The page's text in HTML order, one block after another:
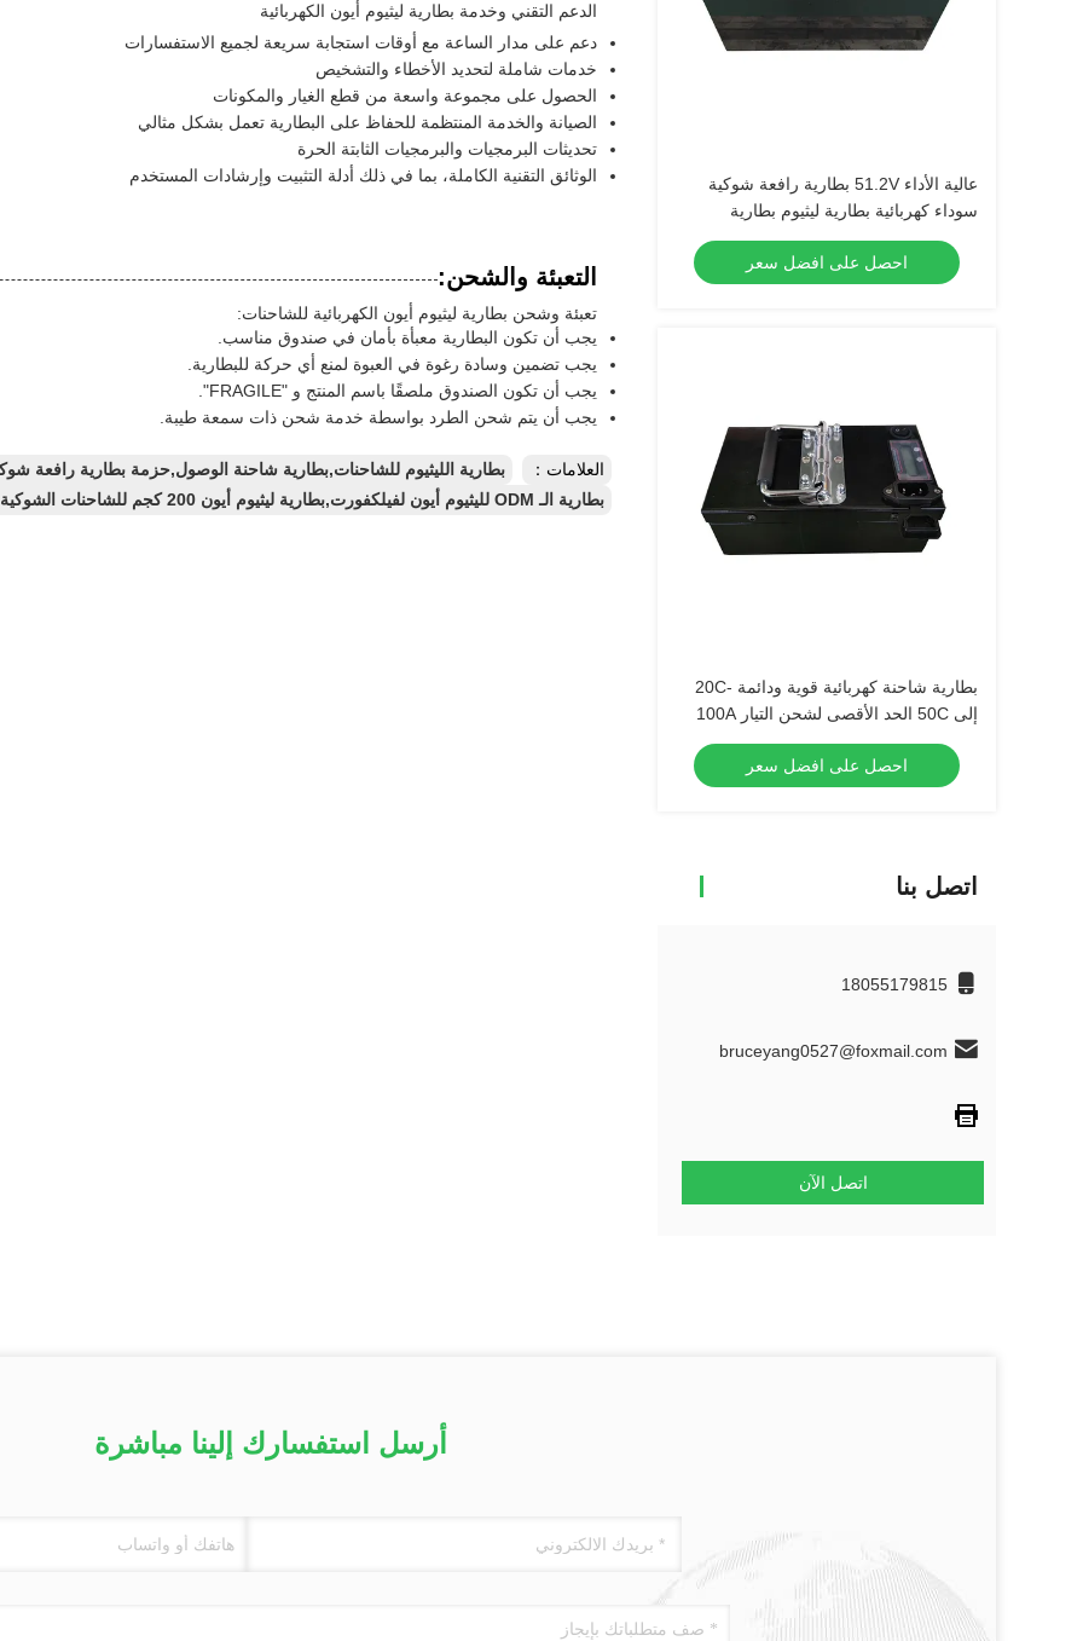
عالية الأداء 51.2V بطارية رافعة شوكية
سوداء كهربائية بطارية ليثيوم بطارية
LiFePO4
احصل على افضل سعر
بطارية شاحنة كهربائية قوية ودائمة -20C
إلى 50C الحد الأقصى لشحن التيار 100A
احصل على افضل سعر
اتصل بنا
18055179815
bruceyang0527@foxmail.com
اتصل الآن
الدعم التقني وخدمة بطارية ليثيوم أيون الكهربائية
دعم على مدار الساعة مع أوقات استجابة سريعة لجميع الاستفسارات
خدمات شاملة لتحديد الأخطاء والتشخيص
الحصول على مجموعة واسعة من قطع الغيار والمكونات
الصيانة والخدمة المنتظمة للحفاظ على البطارية تعمل بشكل مثالي
تحديثات البرمجيات والبرمجيات الثابتة الحرة
الوثائق التقنية الكاملة، بما في ذلك أدلة التثبيت وإرشادات المستخدم
التعبئة والشحن:
تعبئة وشحن بطارية ليثيوم أيون الكهربائية للشاحنات:
يجب أن تكون البطارية معبأة بأمان في صندوق مناسب.
يجب تضمين وسادة رغوة في العبوة لمنع أي حركة للبطارية.
يجب أن تكون الصندوق ملصقًا باسم المنتج و "FRAGILE".
يجب أن يتم شحن الطرد بواسطة خدمة شحن ذات سمعة طيبة.
العلامات：
بطارية الليثيوم للشاحنات,بطارية شاحنة الوصول,حزمة بطارية رافعة
بطارية الـ ODM لليثيوم أيون لفيلكفورت,بطارية ليثيوم أيون 200 كجم للشاحنات الشوكية,بطارية الليثيوم أيون ODM
أرسل استفسارك إلينا مباشرة